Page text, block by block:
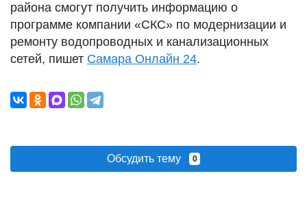
района смогут получить информацию о
программе компании «СКС» по модернизации и
ремонту водопроводных и канализационных
сетей, пишет Самара Онлайн 24.
Обсудить тему 0